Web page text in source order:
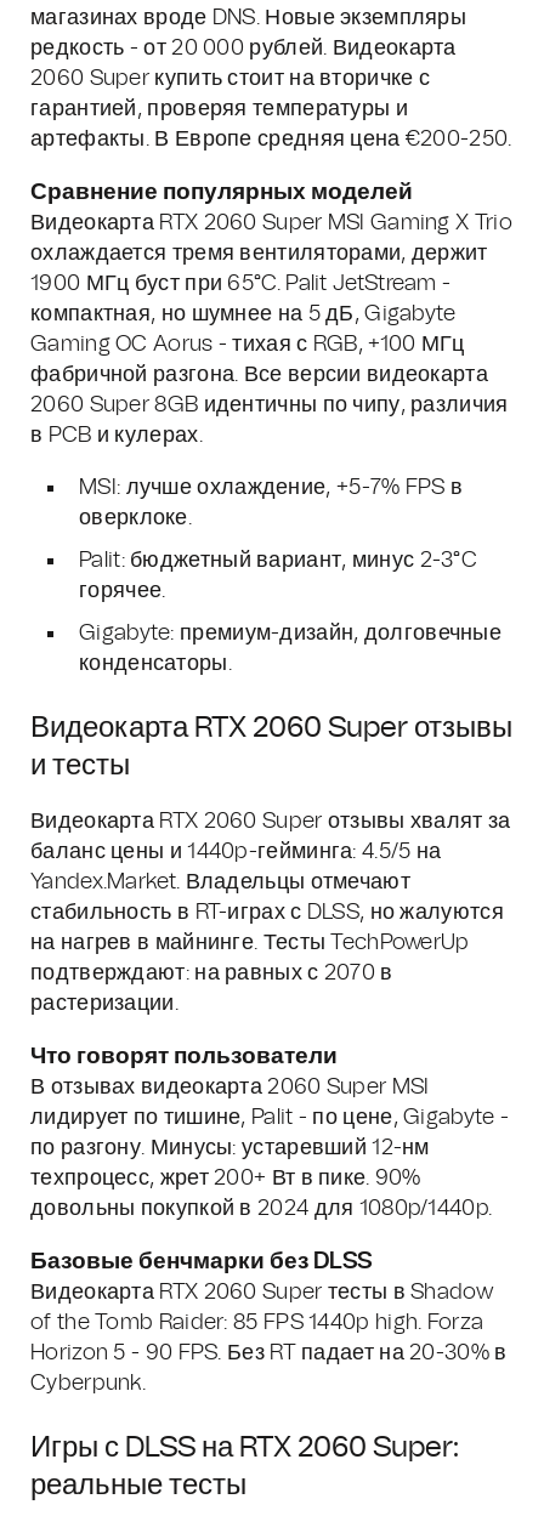
магазинах вроде DNS. Новые экземпляры
редкость - от 20 000 рублей. Видеокарта
2060 Super купить стоит на вторичке с
гарантией, проверяя температуры и
артефакты. В Европе средняя цена €200-250.
Сравнение популярных моделей
Видеокарта RTX 2060 Super MSI Gaming X Trio
охлаждается тремя вентиляторами, держит
1900 МГц буст при 65°C. Palit JetStream -
компактная, но шумнее на 5 дБ, Gigabyte
Gaming OC Aorus - тихая с RGB, +100 МГц
фабричной разгона. Все версии видеокарта
2060 Super 8GB идентичны по чипу, различия
в PCB и кулерах.
MSI: лучше охлаждение, +5-7% FPS в
оверклоке.
Palit: бюджетный вариант, минус 2-3°C
горячее.
Gigabyte: премиум-дизайн, долговечные
конденсаторы.
Видеокарта RTX 2060 Super отзывы
и тесты
Видеокарта RTX 2060 Super отзывы хвалят за
баланс цены и 1440p-гейминга: 4.5/5 на
Yandex.Market. Владельцы отмечают
стабильность в RT-играх с DLSS, но жалуются
на нагрев в майнинге. Тесты TechPowerUp
подтверждают: на равных с 2070 в
растеризации.
Что говорят пользователи
В отзывах видеокарта 2060 Super MSI
лидирует по тишине, Palit - по цене, Gigabyte -
по разгону. Минусы: устаревший 12-нм
техпроцесс, жрет 200+ Вт в пике. 90%
довольны покупкой в 2024 для 1080p/1440p.
Базовые бенчмарки без DLSS
Видеокарта RTX 2060 Super тесты в Shadow
of the Tomb Raider: 85 FPS 1440p high. Forza
Horizon 5 - 90 FPS. Без RT падает на 20-30% в
Cyberpunk.
Игры с DLSS на RTX 2060 Super:
реальные тесты